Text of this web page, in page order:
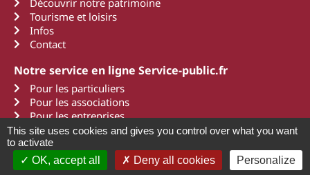
Tourisme et loisirs
Infos
Contact
Notre service en ligne Service-public.fr
Pour les particuliers
Pour les associations
Pour les entreprises
2011 - 2022 Montpezat d'AgenaisMentions légales
This site uses cookies and gives you control over what you want
to activate
OK, accept all
Deny all cookies Personalize